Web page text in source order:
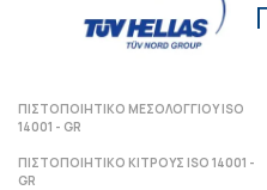
ΠΙΣΤΟΠΟΙΗΤΙΚΟ ΜΕΣΟΛΟΓΓΙΟΥ ISO
14001 - GR
ΠΙΣΤΟΠΟΙΗΤΙΚΟ ΚΙΤΡΟΥΣ ISO 14001 -
GR